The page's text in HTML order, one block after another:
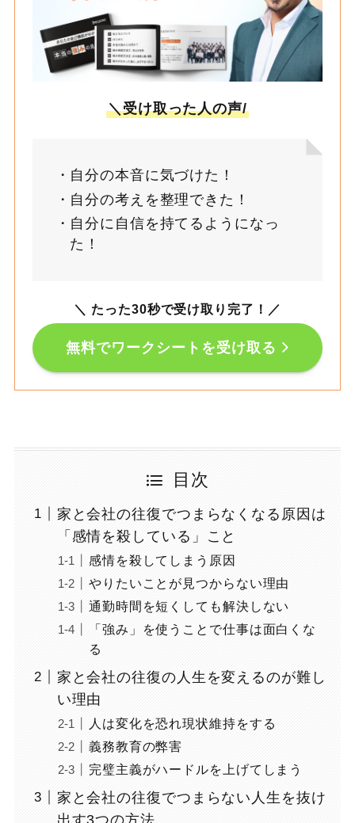
＼受け取った人の声/
自分の本音に気づけた！
自分の考えを整理できた！
自分に自信を持てるようになっ
た！
＼ たった30秒で受け取り完了！ ／
無料でワークシートを受け取る
目次
家と会社の往復でつまらなくなる原因は
「感情を殺している」こと
感情を殺してしまう原因
やりたいことが見つからない理由
通勤時間を短くしても解決しない
「強み」を使うことで仕事は面白くな
る
家と会社の往復の人生を変えるのが難し
い理由
人は変化を恐れ現状維持をする
義務教育の弊害
完璧主義がハードルを上げてしまう
家と会社の往復でつまらない人生を抜け
出す3つの方法